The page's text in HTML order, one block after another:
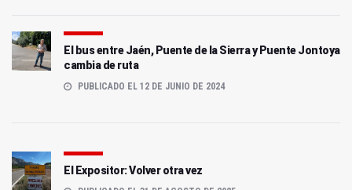
El bus entre Jaén, Puente de la Sierra y Puente Jontoya
cambia de ruta
PUBLICADO EL 12 DE JUNIO DE 2024
El Expositor: Volver otra vez